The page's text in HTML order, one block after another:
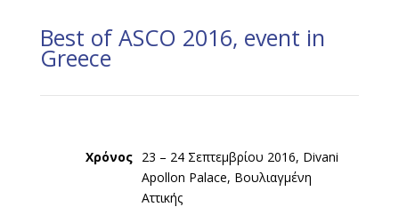
Best of ASCO 2016, event in
Greece
Χρόνος 23 – 24 Σεπτεμβρίου 2016, Divani
Apollon Palace, Βουλιαγμένη
Αττικής